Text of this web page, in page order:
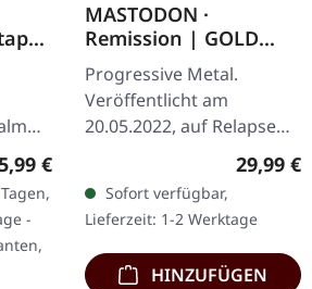
Preis:
€
-
MASTODON ·
Remission | GOLD
NUGGET 2LP
Progressive Metal.
Veröffentlicht am
20.05.2022, auf Relapse
Records. Goldenes
Doppel-Vinyl im Gatefold-
Cover. Mastodons Debüt-
Album "Remission" gilt…
29,99 €
Sofort verfügbar,
Lieferzeit: 1-2 Werktage
HINZUFÜGEN